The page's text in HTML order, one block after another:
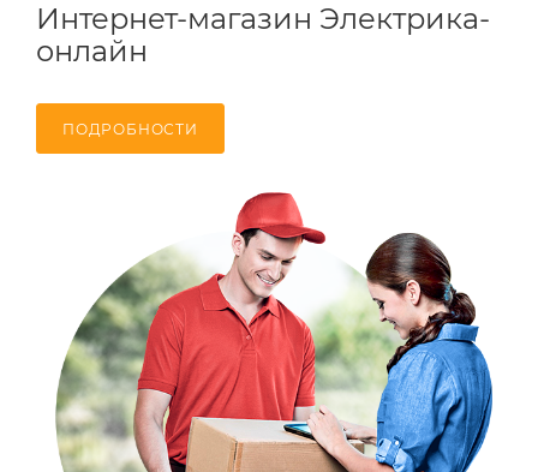
Интернет-магазин Электрика-
онлайн
ПОДРОБНОСТИ